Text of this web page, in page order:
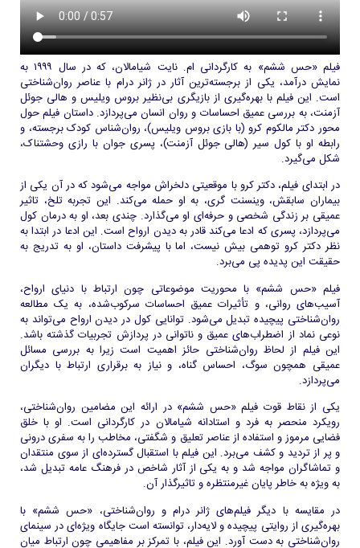
فیلم «حس ششم» به کارگردانی ام. نایت شیامالان، که در سال ۱۹۹۹ به
نمایش درآمد، یکی از برجسته‌ترین آثار در ژانر درام با عناصر روان‌شناختی
است. این فیلم با بهره‌گیری از بازیگری بی‌نظیر بروس ویلیس و هالی جوئل
آزمنت، به بررسی عمیق احساسات و روان انسان می‌پردازد. داستان فیلم حول
محور دکتر مالکوم کرو (با بازی بروس ویلیس)، روان‌شناس کودک برجسته، و
رابطه او با کول سیر (هالی جوئل آزمنت)، پسری جوان با رازی وحشتناک،
شکل می‌گیرد.
در ابتدای فیلم، دکتر کرو با موقعیتی دلخراش مواجه می‌شود که در آن یکی از
بیماران سابقش، وینسنت گری، به او حمله می‌کند. این تجربه تلخ، تاثیر
عمیقی بر زندگی شخصی و حرفه‌ای او می‌گذارد. چندی بعد، او به درمان کول
می‌پردازد، پسری که ادعا می‌کند قادر به دیدن ارواح است. این ادعا در ابتدا به
نظر دکتر کرو توهمی بیش نیست، اما با پیشرفت داستان، او به تدریج به
حقیقت این پدیده پی می‌برد.
فیلم «حس ششم» با محوریت موضوعاتی چون ارتباط با دنیای ارواح،
آسیب‌های روانی، و تأثیرات عمیق احساسات سرکوب‌شده، به یک مطالعه
روان‌شناختی پیچیده تبدیل می‌شود. توانایی کول در دیدن ارواح می‌تواند به
نوعی نماد از اضطراب‌های عمیق و ناتوانی در پردازش تجربیات گذشته باشد.
این فیلم از لحاظ روان‌شناختی حائز اهمیت است زیرا به بررسی مسائل
عمیقی همچون سوگ، احساس گناه، و نیاز به برقراری ارتباط با دیگران
می‌پردازد.
یکی از نقاط قوت فیلم «حس ششم» در ارائه این مضامین روان‌شناختی،
رویکرد منحصر به فرد و استادانه شیامالان در کارگردانی است. او با خلق
فضایی مرموز و استفاده از عناصر تعلیق و شگفتی، مخاطب را به سفری درونی
و پر از تردید و کشف می‌برد. این فیلم با استقبال گسترده‌ای از سوی منتقدان
و تماشاگران مواجه شد و به یکی از آثار شاخص در فرهنگ عامه تبدیل شد،
به ویژه به خاطر پایان غیرمنتظره و تاثیرگذار آن.
در مقایسه با دیگر فیلم‌های ژانر درام و روان‌شناختی، «حس ششم» با
بهره‌گیری از روایتی پیچیده و لایه‌دار، توانسته است جایگاه ویژه‌ای در سینمای
روان‌شناختی به دست آورد. این فیلم، با تمرکز بر مفاهیمی چون ارتباط میان